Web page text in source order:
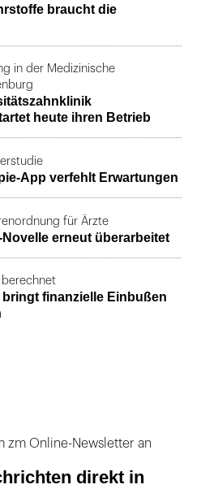
braucht die
in der Medizinische
heute ihren Betrieb
App verfehlt Erwartungen
für Ärzte
Novelle erneut überarbeitet
berechnet
bringt finanzielle Einbußen
zm Online-Newsletter an
direkt in